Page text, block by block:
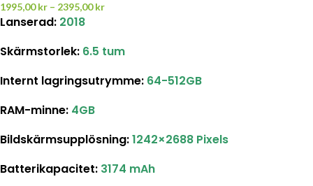
1995,00kr – 2395,00kr
Lanserad: 2018
Skärmstorlek: 6.5 tum
Internt lagringsutrymme: 64-512GB
RAM-minne: 4GB
Bildskärmsupplösning:1242×2688 Pixels
Batterikapacitet: 3174 mAh